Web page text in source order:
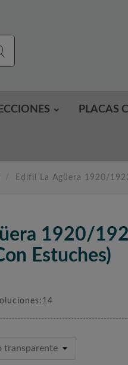
PLACAS
Edifil La Agüera 1920/
1920/
Estuches)